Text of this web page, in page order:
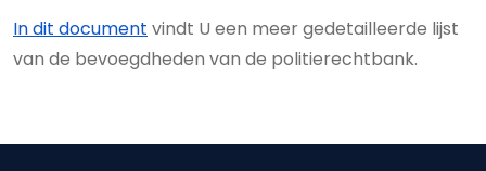
In dit document vindt U een meer gedetailleerde lijst
van de bevoegdheden van de politierechtbank.